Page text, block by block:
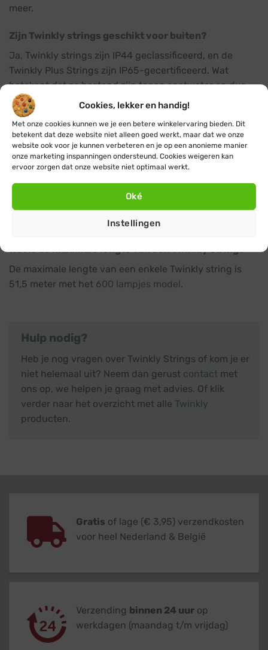
Cookies, lekker en handig!
Met onze cookies kunnen we je een betere winkelervaring bieden. Dit
betekent dat deze website niet alleen goed werkt, maar dat we onze
website ook voor je kunnen verbeteren en je op een anonieme manier
onze marketing inspanningen ondersteund. Cookies weigeren kan
ervoor zorgen dat onze website niet optimaal werkt.
Oké
Instellingen
meer.
Zijn Twinkly strings geschikt voor buiten?
Ja, Twinkly strings zijn IP44 geclassificeerd, en de
Twinkly Plus Strings zijn IP65-gecertificeerd. Wat
betekent dat ze bestand zijn tegen spatwater en dus
perfect geschikt zijn voor gebruik buitenshuis.
Kan ik Twinkly strings gebruiken zonder de app?
Ja, het is mogelijk om Twinkly strings te gebruiken
zonder de app. Je kunt de strings gewoon aansluiten
lichtpatroon weergeven. Echter, om toegang te krijgen
tot alle functies en aanpassingsmogelijkheden, raden
we aan om de gratis Twinkly app te downloaden.
Wat is de maximale lengte van een Twinkly string?
De maximale lengte van een enkele Twinkly string is
51,5 meter met het 600 lampjes model .
Hulp nodig?
Heb je nog vragen over Twinkly Strings of kom je er
niet helemaal uit? Neem dan gerust contact met
ons op, we helpen je graag met advies. Of klik
verder naar het overzicht met alle Twinkly
producten.
Gratis of lage (€ 3,95) verzendkosten
voor heel Nederland & België
Verzending binnen 24 uur op
werkdagen (maandag t/m vrijdag)